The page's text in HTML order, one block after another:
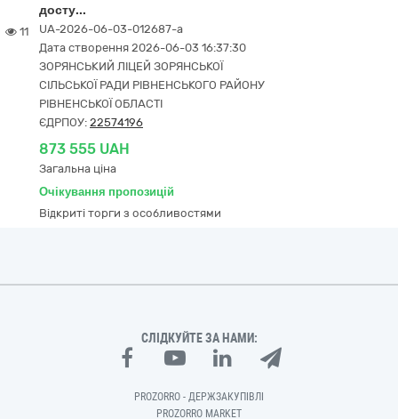
11
досту...
UA-2026-06-03-012687-a
Дата створення 2026-06-03 16:37:30
ЗОРЯНСЬКИЙ ЛІЦЕЙ ЗОРЯНСЬКОЇ
СІЛЬСЬКОЇ РАДИ РІВНЕНСЬКОГО РАЙОНУ
РІВНЕНСЬКОЇ ОБЛАСТІ
ЄДРПОУ: 22574196
873 555 UAH
Загальна ціна
Очікування пропозицій
Відкриті торги з особливостями
СЛІДКУЙТЕ ЗА НАМИ:
PROZORRO - ДЕРЖЗАКУПІВЛІ
PROZORRO MARKET